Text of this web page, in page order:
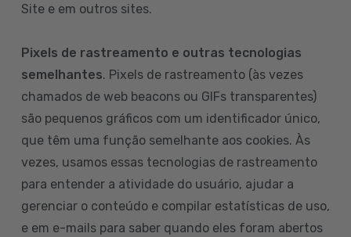
Site e em outros sites.
Pixels de rastreamento e outras tecnologias
semelhantes. Pixels de rastreamento (às vezes
chamados de web beacons ou GIFs transparentes)
são pequenos gráficos com um identificador único,
que têm uma função semelhante aos cookies. Às
vezes, usamos essas tecnologias de rastreamento
para entender a atividade do usuário, ajudar a
gerenciar o conteúdo e compilar estatísticas de uso,
e em e-mails para saber quando eles foram abertos